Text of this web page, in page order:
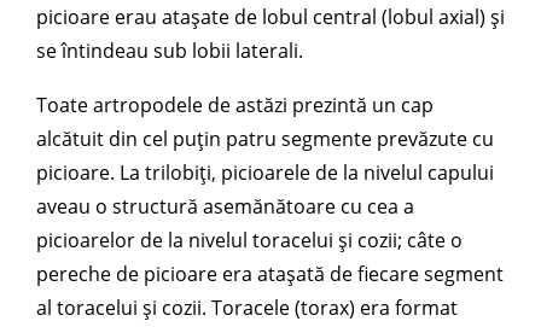
picioare erau atașate de lobul central (lobul axial) și
se întindeau sub lobii laterali.
Toate artropodele de astăzi prezintă un cap
alcătuit din cel puțin patru segmente prevăzute cu
picioare. La trilobiți, picioarele de la nivelul capului
aveau o structură asemănătoare cu cea a
picioarelor de la nivelul toracelui și cozii; câte o
pereche de picioare era atașată de fiecare segment
al toracelui și cozii. Toracele (torax) era format